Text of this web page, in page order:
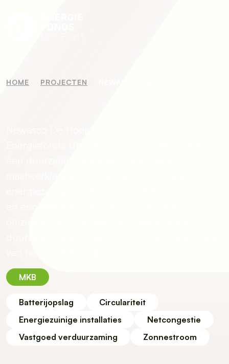
HOME PROJECTEN
MKB
Batterijopslag
Circulariteit
Energiezuinige installaties
Netcongestie
Vastgoed verduurzaming
Zonnestroom